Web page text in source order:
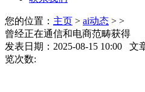
您的位置： 主页 > ai动态 > >
曾经正在通信和电商范畴获得
发表日期：2025-08-15 10:00
览次数: